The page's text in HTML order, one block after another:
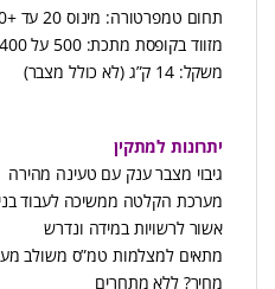
תחום טמפרטורה: מינוס 20 עד +80 מעלות צלסיוס
מזווד בקופסת מתכת: 500 על 400 על 200 מ”מ
משקל: 14 ק”ג (לא כולל מצבר)
יתרונות למתקין
גיבוי מצבר ענק עם טעינה מהירה
מערכת הקלטה ממשיכה לעבוד
אשור לרשויות במידה ונדרש
מתאים למצלמות טמ”ס משולב
מחיר? ללא מתחרים